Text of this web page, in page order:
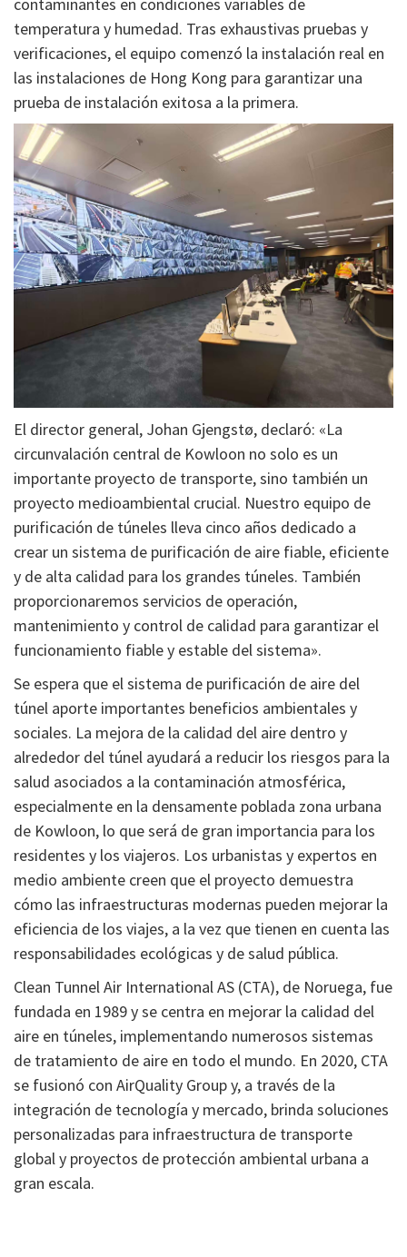
temperatura y humedad. Tras exhaustivas pruebas y
verificaciones, el equipo comenzó la instalación real en
las instalaciones de Hong Kong para garantizar una
prueba de instalación exitosa a la primera.
El director general, Johan Gjengstø, declaró: «La
circunvalación central de Kowloon no solo es un
importante proyecto de transporte, sino también un
proyecto medioambiental crucial. Nuestro equipo de
purificación de túneles lleva cinco años dedicado a
crear un sistema de purificación de aire fiable, eficiente
y de alta calidad para los grandes túneles. También
proporcionaremos servicios de operación,
mantenimiento y control de calidad para garantizar el
funcionamiento fiable y estable del sistema».
Se espera que el sistema de purificación de aire del
túnel aporte importantes beneficios ambientales y
sociales. La mejora de la calidad del aire dentro y
alrededor del túnel ayudará a reducir los riesgos para la
salud asociados a la contaminación atmosférica,
especialmente en la densamente poblada zona urbana
de Kowloon, lo que será de gran importancia para los
residentes y los viajeros. Los urbanistas y expertos en
medio ambiente creen que el proyecto demuestra
cómo las infraestructuras modernas pueden mejorar la
eficiencia de los viajes, a la vez que tienen en cuenta las
responsabilidades ecológicas y de salud pública.
Clean Tunnel Air International AS (CTA), de Noruega, fue
fundada en 1989 y se centra en mejorar la calidad del
aire en túneles, implementando numerosos sistemas
de tratamiento de aire en todo el mundo. En 2020, CTA
se fusionó con AirQuality Group y, a través de la
integración de tecnología y mercado, brinda soluciones
personalizadas para infraestructura de transporte
global y proyectos de protección ambiental urbana a
gran escala.